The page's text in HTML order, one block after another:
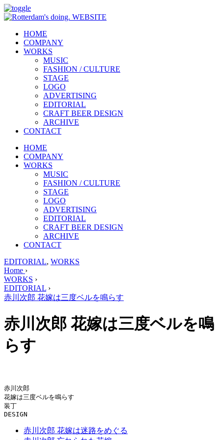
HOME
COMPANY
WORKS
MUSIC
FASHION / CULTURE
STAGE
LOGO
ADVERTISING
EDITORIAL
CRAFT BEER DESIGN
ARCHIVE
CONTACT
HOME
COMPANY
WORKS
MUSIC
FASHION / CULTURE
STAGE
LOGO
ADVERTISING
EDITORIAL
CRAFT BEER DESIGN
ARCHIVE
CONTACT
EDITORIAL, WORKS
Home ›
WORKS ›
EDITORIAL ›
赤川次郎 花嫁は三度ベルを鳴らす
赤川次郎 花嫁は三度ベルを鳴
らす
赤川次郎
花嫁は三度ベルを鳴らす
装丁
DESIGN
赤川次郎 花嫁は迷路をめぐる